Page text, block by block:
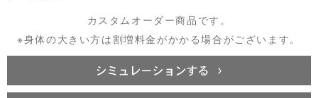
カスタムオーダー商品です。
※身体の大きい方は割増料金がかかる場合がございます。